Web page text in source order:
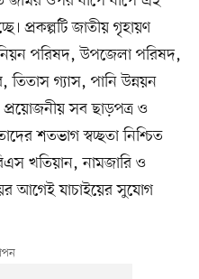
প্রকল্পটি জাতীয় গৃহায়ণ
পরিষদ, উপজেলা পরিষদ,
তিতাস গ্যাস, পানি উন্নয়ন
প্রয়োজনীয় সব ছাড়পত্র ও
শতভাগ স্বচ্ছতা নিশ্চিত
খতিয়ান, নামজারি ও
আগেই যাচাইয়ের সুযোগ